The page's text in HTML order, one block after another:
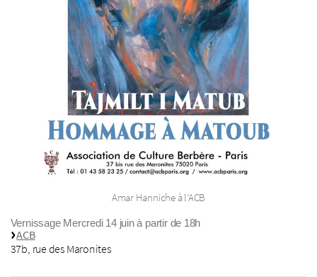
Amar Hanniche à l’ACB
Vernissage Mercredi 14 juin à partir de 18h
ACB
37b, rue des Maronites